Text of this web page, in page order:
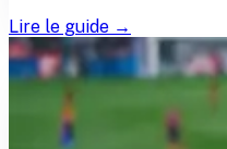
Lire le guide →